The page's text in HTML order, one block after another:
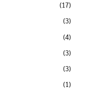
(17)
(3)
(4)
(3)
(3)
(1)